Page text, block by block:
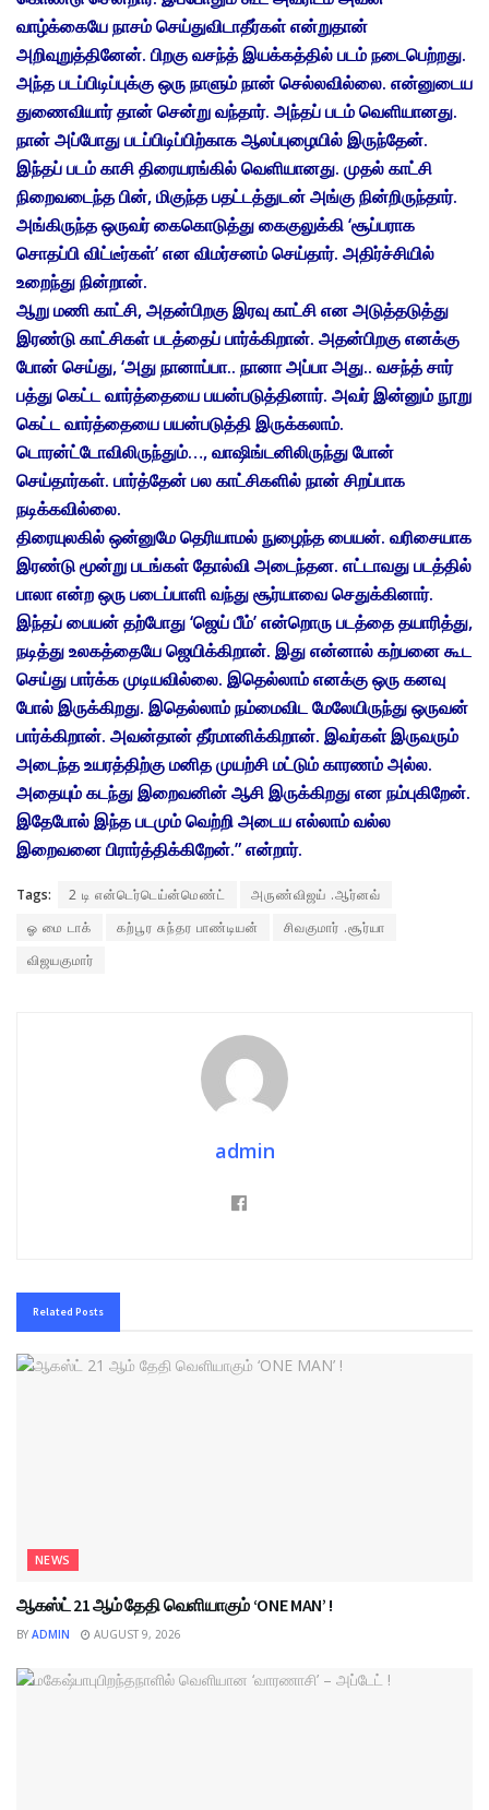
வாழ்க்கையே நாசம் செய்துவிடாதீர்கள் என்றுதான்
அறிவுறுத்தினேன். பிறகு வசந்த் இயக்கத்தில் படம் நடைபெற்றது.
அந்த படப்பிடிப்புக்கு ஒரு நாளும் நான் செல்லவில்லை. என்னுடைய
துணைவியார் தான் சென்று வந்தார். அந்தப் படம் வெளியானது.
நான் அப்போது படப்பிடிப்பிற்காக ஆலப்புழையில் இருந்தேன்.
இந்தப் படம் காசி திரையரங்கில் வெளியானது. முதல் காட்சி
நிறைவடைந்த பின், மிகுந்த பதட்டத்துடன் அங்கு நின்றிருந்தார்.
அங்கிருந்த ஒருவர் கைகொடுத்து கைகுலுக்கி ‘சூப்பராக
சொதப்பி விட்டீர்கள்’ என விமர்சனம் செய்தார். அதிர்ச்சியில்
உறைந்து நின்றான்.
ஆறு மணி காட்சி, அதன்பிறகு இரவு காட்சி என அடுத்தடுத்து
இரண்டு காட்சிகள் படத்தைப் பார்க்கிறான். அதன்பிறகு எனக்கு
போன் செய்து, ‘அது நானாப்பா.. நானா அப்பா அது.. வசந்த் சார்
பத்து கெட்ட வார்த்தையை பயன்படுத்தினார். அவர் இன்னும் நூறு
கெட்ட வார்த்தையை பயன்படுத்தி இருக்கலாம்.
டொரன்ட்டோவிலிருந்தும்…, வாஷிங்டனிலிருந்து போன்
செய்தார்கள். பார்த்தேன் பல காட்சிகளில் நான் சிறப்பாக
நடிக்கவில்லை.
திரையுலகில் ஒன்னுமே தெரியாமல் நுழைந்த பையன். வரிசையாக
இரண்டு மூன்று படங்கள் தோல்வி அடைந்தன. எட்டாவது படத்தில்
பாலா என்ற ஒரு படைப்பாளி வந்து சூர்யாவை செதுக்கினார்.
இந்தப் பையன் தற்போது ‘ஜெய் பீம்’ என்றொரு படத்தை தயாரித்து,
நடித்து உலகத்தையே ஜெயிக்கிறான். இது என்னால் கற்பனை கூட
செய்து பார்க்க முடியவில்லை. இதெல்லாம் எனக்கு ஒரு கனவு
போல் இருக்கிறது. இதெல்லாம் நம்மைவிட மேலேயிருந்து ஒருவன்
பார்க்கிறான். அவன்தான் தீர்மானிக்கிறான். இவர்கள் இருவரும்
அடைந்த உயரத்திற்கு மனித முயற்சி மட்டும் காரணம் அல்ல.
அதையும் கடந்து இறைவனின் ஆசி இருக்கிறது என நம்புகிறேன்.
இதேபோல் இந்த படமும் வெற்றி அடைய எல்லாம் வல்ல
இறைவனை பிரார்த்திக்கிறேன்.” என்றார்.
Tags: 2 டி என்டெர்டெய்ன்மெண்ட்
அருண்விஜய் .ஆர்னவ்
ஓ மை டாக்
கற்பூர சுந்தர பாண்டியன்
சிவகுமார் .சூர்யா
விஜயகுமார்
admin
Related Posts
NEWS
ஆகஸ்ட் 21 ஆம் தேதி வெளியாகும் ‘ONE MAN’ !
BY ADMIN AUGUST 9, 2026